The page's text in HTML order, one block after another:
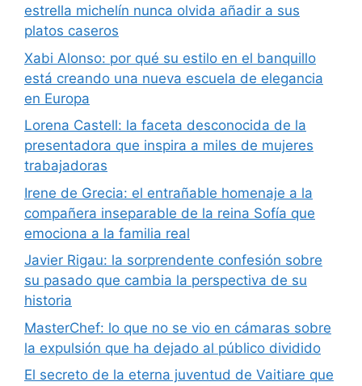
estrella michelín nunca olvida añadir a sus
platos caseros
Xabi Alonso: por qué su estilo en el banquillo
está creando una nueva escuela de elegancia
en Europa
Lorena Castell: la faceta desconocida de la
presentadora que inspira a miles de mujeres
trabajadoras
Irene de Grecia: el entrañable homenaje a la
compañera inseparable de la reina Sofía que
emociona a la familia real
Javier Rigau: la sorprendente confesión sobre
su pasado que cambia la perspectiva de su
historia
MasterChef: lo que no se vio en cámaras sobre
la expulsión que ha dejado al público dividido
El secreto de la eterna juventud de Vaitiare que